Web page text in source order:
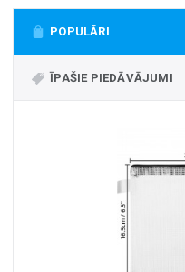
CITS
DĀRZA TEHNIKA
POPULĀRI
ĪPAŠIE PIEDĀVĀJUMI